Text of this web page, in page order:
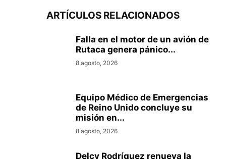
ARTÍCULOS RELACIONADOS
Falla en el motor de un avión de
Rutaca genera pánico...
8 agosto, 2026
Equipo Médico de Emergencias
de Reino Unido concluye su
misión en...
8 agosto, 2026
Delcy Rodríguez renueva la